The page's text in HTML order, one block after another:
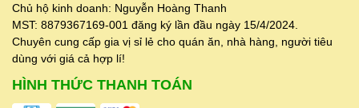
Chủ hộ kinh doanh: Nguyễn Hoàng Thanh
MST: 8879367169-001 đăng ký lần đầu ngày 15/4/2024.
Chuyên cung cấp gia vị sỉ lẻ cho quán ăn, nhà hàng, người tiêu
dùng với giá cả hợp lí!
HÌNH THỨC THANH TOÁN